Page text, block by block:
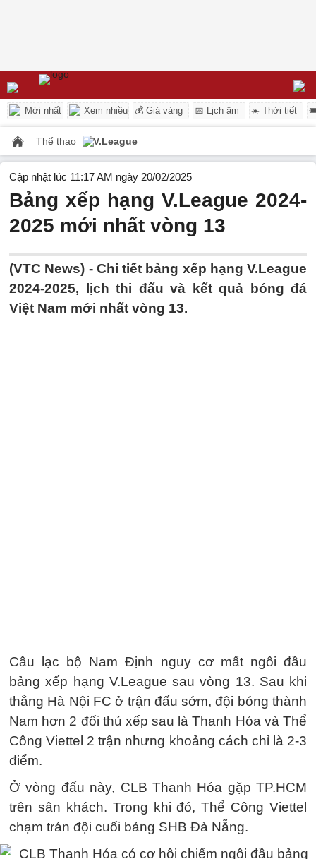
Mới nhất Xem nhiều 💰 Giá vàng 📅 Lịch âm ☀️ Thời tiết
Thể thao V.League
Cập nhật lúc 11:17 AM ngày 20/02/2025
Bảng xếp hạng V.League 2024-
2025 mới nhất vòng 13
(VTC News) - Chi tiết bảng xếp hạng V.League
2024-2025, lịch thi đấu và kết quả bóng đá
Việt Nam mới nhất vòng 13.
Câu lạc bộ Nam Định nguy cơ mất ngôi đầu
bảng xếp hạng V.League sau vòng 13. Sau khi
thắng Hà Nội FC ở trận đấu sớm, đội bóng thành
Nam hơn 2 đối thủ xếp sau là Thanh Hóa và Thể
Công Viettel 2 trận nhưng khoảng cách chỉ là 2-3
điểm.
Ở vòng đấu này, CLB Thanh Hóa gặp TP.HCM
trên sân khách. Trong khi đó, Thể Công Viettel
chạm trán đội cuối bảng SHB Đà Nẵng.